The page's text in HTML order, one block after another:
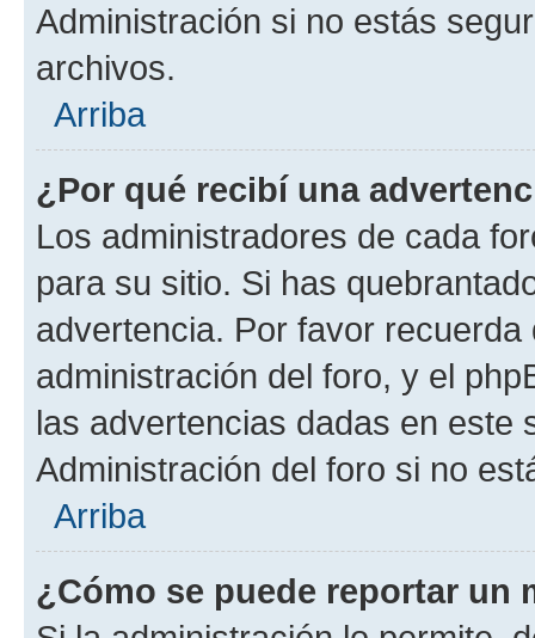
Administración si no estás
archivos.
Arriba
¿Por qué recibí una
Los administradores de cada
para su sitio. Si has
advertencia. Por favor
administración del foro, y el
las advertencias dadas en este
Administración del foro si no
Arriba
¿Cómo se puede reportar un